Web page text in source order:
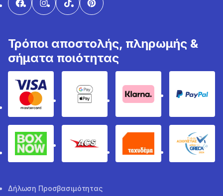
Τρόποι αποστολής, πληρωμής &
σήματα ποιότητας
Visa & MastercardGoogle Pay & Apple Pay
Klarna PayPal
Box Now ACS Ταχυδέμα
Δήλωση Προσβασιμότητας